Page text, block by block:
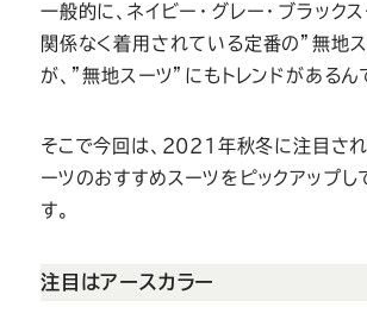
の
式
の
式
の
式
の
式
の
式
一般的に、ネイビー・グレー・ブラック
関係なく着用されている定番の”無地
が、”無地スーツ”にもトレンドがあるん
そこで今回は、2021年秋冬に注目さ
ーツのおすすめスーツをピックアップし
す。
注目はアースカラー